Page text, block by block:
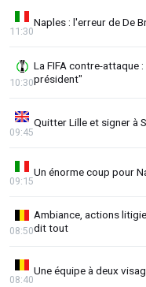
Naples : l'erreur de De
11:30
La FIFA contre-attaque
président"
10:30
Quitter Lille et signer à
09:45
Un énorme coup pour
09:15
Ambiance, actions
dit tout
08:50
Une équipe à deux
08:40